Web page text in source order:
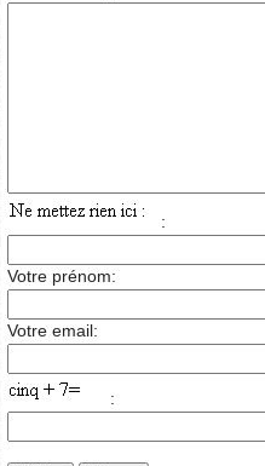
:
Votre prénom:
Votre email:
: